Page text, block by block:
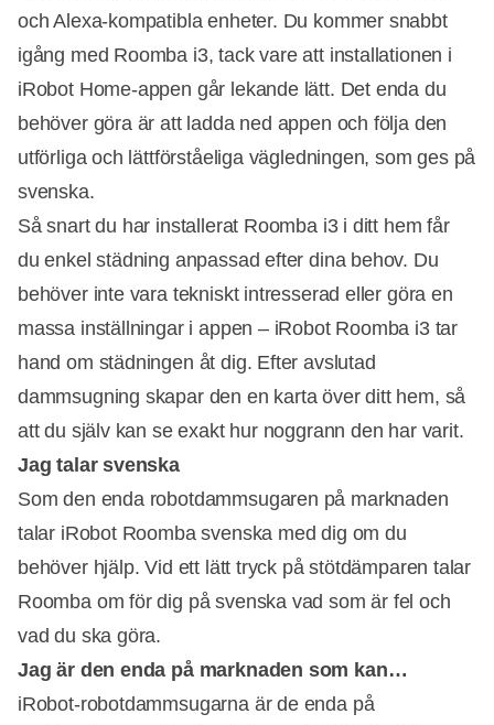
och Alexa-kompatibla enheter. Du kommer snabbt
igång med Roomba i3, tack vare att installationen i
iRobot Home-appen går lekande lätt. Det enda du
behöver göra är att ladda ned appen och följa den
utförliga och lättförståeliga vägledningen, som ges på
svenska.
Så snart du har installerat Roomba i3 i ditt hem får
du enkel städning anpassad efter dina behov. Du
behöver inte vara tekniskt intresserad eller göra en
massa inställningar i appen – iRobot Roomba i3 tar
hand om städningen åt dig. Efter avslutad
dammsugning skapar den en karta över ditt hem, så
att du själv kan se exakt hur noggrann den har varit.
Jag talar svenska
Som den enda robotdammsugaren på marknaden
talar iRobot Roomba svenska med dig om du
behöver hjälp. Vid ett lätt tryck på stötdämparen talar
Roomba om för dig på svenska vad som är fel och
vad du ska göra.
Jag är den enda på marknaden som kan…
iRobot-robotdammsugarna är de enda på